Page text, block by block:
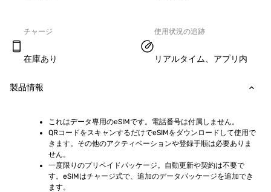
チャージ
在庫あり
使用状況の追跡
リアルタイム、アプリ内
製品情報
これはデータ専用のeSIMです。電話番号は付属しません。
QRコードをスキャンするだけでeSIMをダウンロードして使用で
きます。その他のアクティベーションや登録手順は必要ありま
せん。
一度限りのプリペイドパッケージ。自動更新や契約は不要で
す。eSIMはチャージ式で、追加のデータパッケージを追加でき
ます。